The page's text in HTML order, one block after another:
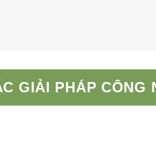
GIẢI PHÁP